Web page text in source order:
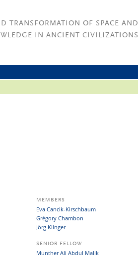
TRANSFORMATION OF SPACE AND
IN ANCIENT CIVILIZATIONS
MEMBERS
Eva Cancik-Kirschbaum
Grégory Chambon
Jörg Klinger
SENIOR FELLOW
Munther Ali Abdul Malik